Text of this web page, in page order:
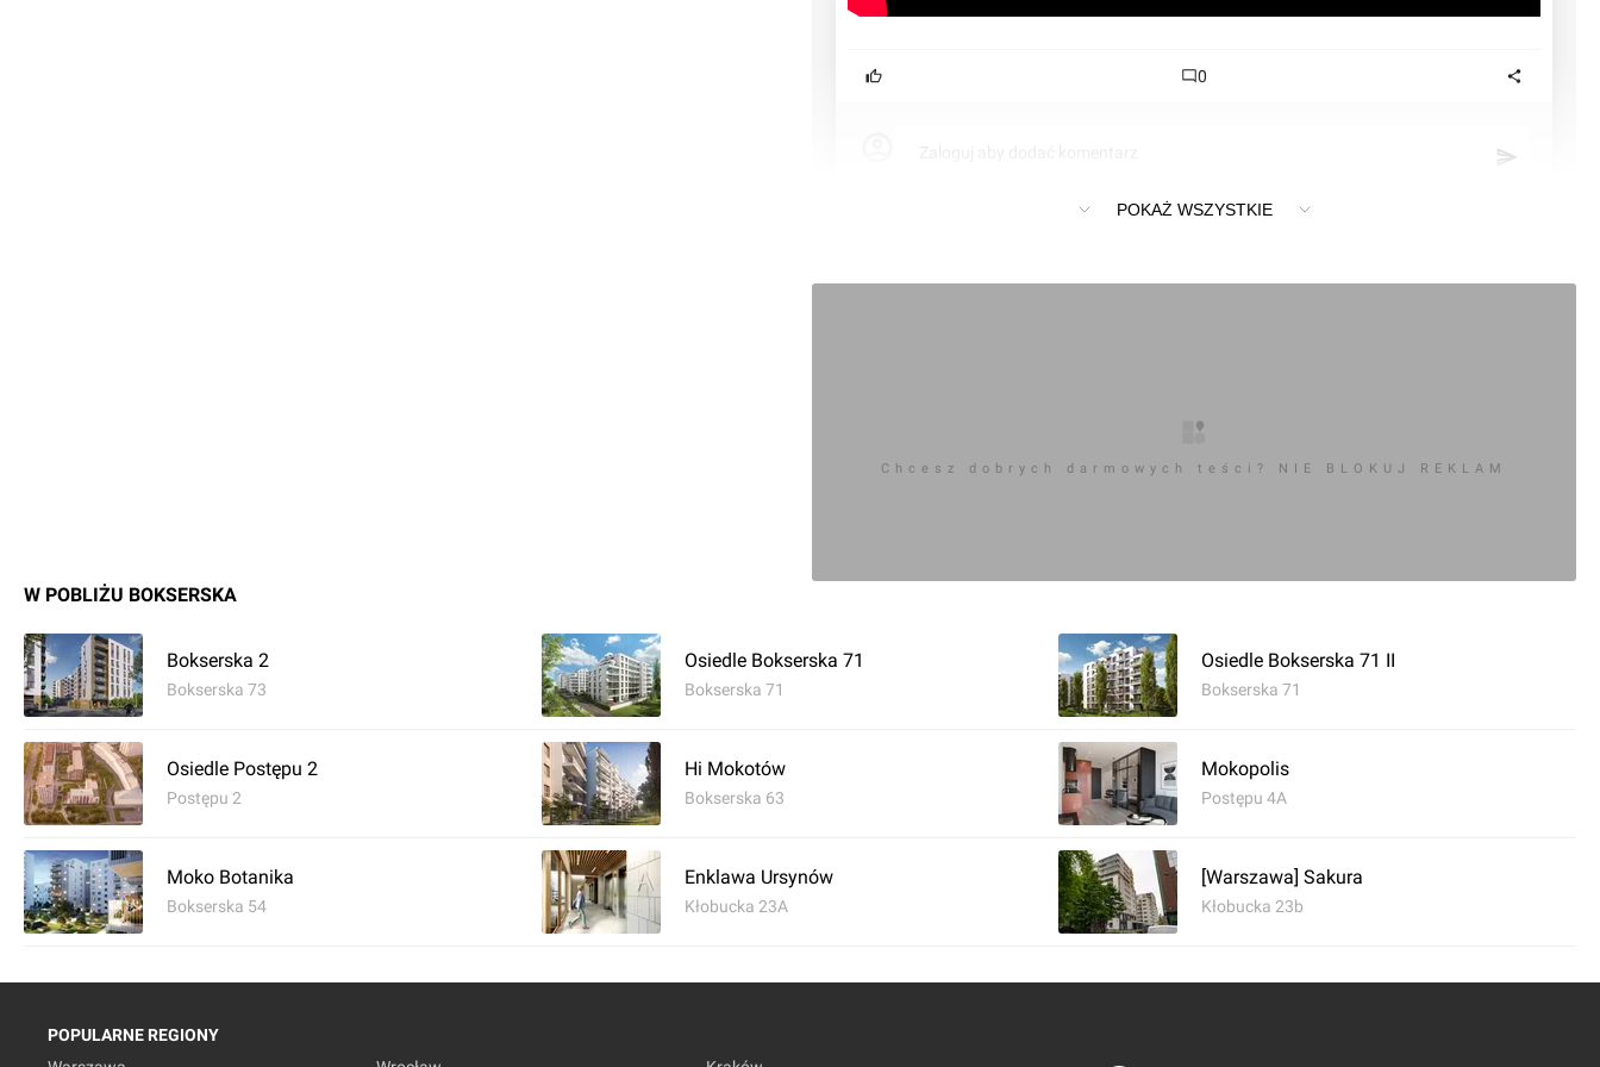
0
Zaloguj aby dodać komentarz
POKAŻ WSZYSTKIE
Chcesz dobrych darmowych teści? NIE BLOKUJ REKLAM
W POBLIŻU BOKSERSKA
Bokserska 2
Bokserska 73
Osiedle Bokserska 71
Bokserska 71
Osiedle Bokserska 71 II
Bokserska 71
Osiedle Postępu 2
Postępu 2
Hi Mokotów
Bokserska 63
Mokopolis
Postępu 4A
Moko Botanika
Bokserska 54
Enklawa Ursynów
Kłobucka 23A
[Warszawa] Sakura
Kłobucka 23b
POPULARNE REGIONY